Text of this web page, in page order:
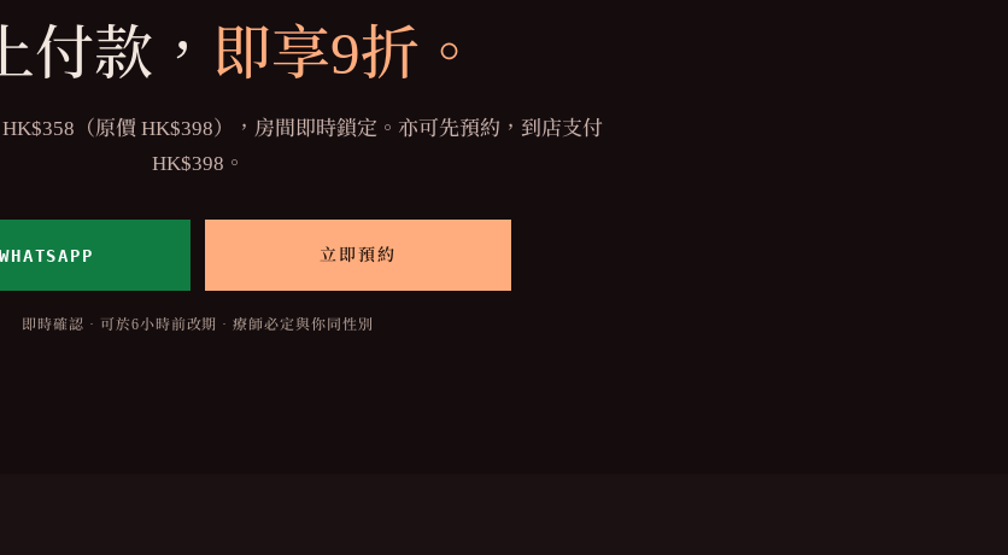
付款， 即享9折。
（原價 HK$398），房間即時鎖定。亦可先預約，到店支付
HK$398。
立即預約
即時確認 · 可於6小時前改期 · 療師必定與你同性別